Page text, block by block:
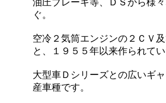
油圧ブレーキ等、ＤＳから様
ぐ。
空冷２気筒エンジンの２ＣＶ
と、１９５５年以来作られてい
大型車Ｄシリーズとの広いギ
産車種です。